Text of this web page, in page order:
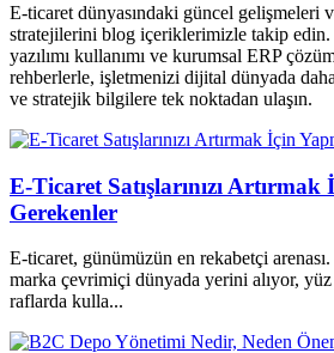
E-ticaret dünyasındaki güncel gelişmeleri
stratejilerini blog içeriklerimizle takip edin.
yazılımı kullanımı ve kurumsal ERP
rehberlerle, işletmenizi dijital dünyada
ve stratejik bilgilere tek noktadan ulaşın.
E-Ticaret Satışlarınızı Artırmak
Gerekenler
E-ticaret, günümüzün en rekabetçi
marka çevrimiçi dünyada yerini alıyor,
raflarda kulla...